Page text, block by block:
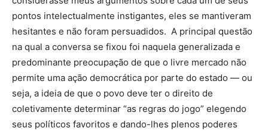
pontos intelectualmente instigantes, eles se mantiveram
hesitantes e não foram persuadidos. A principal questão
na qual a conversa se fixou foi naquela generalizada e
predominante preocupação de que o livre mercado não
permite uma ação democrática por parte do estado — ou
seja, a ideia de que o povo deve ter o direito de
coletivamente determinar “as regras do jogo” elegendo
seus políticos favoritos e dando-lhes plenos poderes